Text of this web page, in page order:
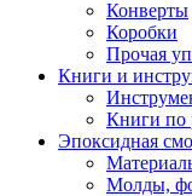
Конверты
Коробки
Прочая
Книги и
Книги по
Эпоксидная
Молды,